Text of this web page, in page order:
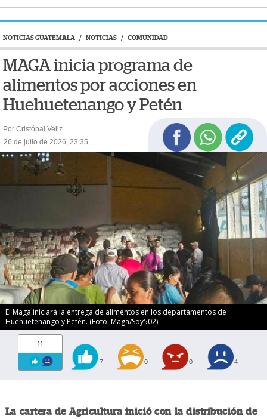
NOTICIAS GUATEMALA / NOTICIAS / COMUNIDAD
MAGA inicia programa de
alimentos por acciones en
Huehuetenango y Petén
Por Cristóbal Veliz
26 de julio de 2026, 23:35
El Maga iniciará la entrega de alimentos en los departamentos de
Huehuetenango y Petén. (Foto: Maga/Soy502)
11
7 0 0 4
La cartera de Agricultura inició con la distribución de